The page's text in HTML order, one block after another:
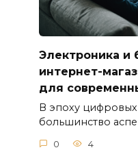
Электроника и
интернет-
для
В эпоху цифровых
большинство
0 4